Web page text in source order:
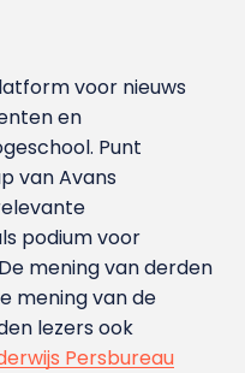
voor nieuws
en
Punt
van Avans
podium voor
mening van derden
mening van de
lezers ook
Persbureau